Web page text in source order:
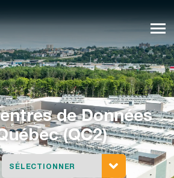
de Données
(QC2)
SÉLECTIONNER